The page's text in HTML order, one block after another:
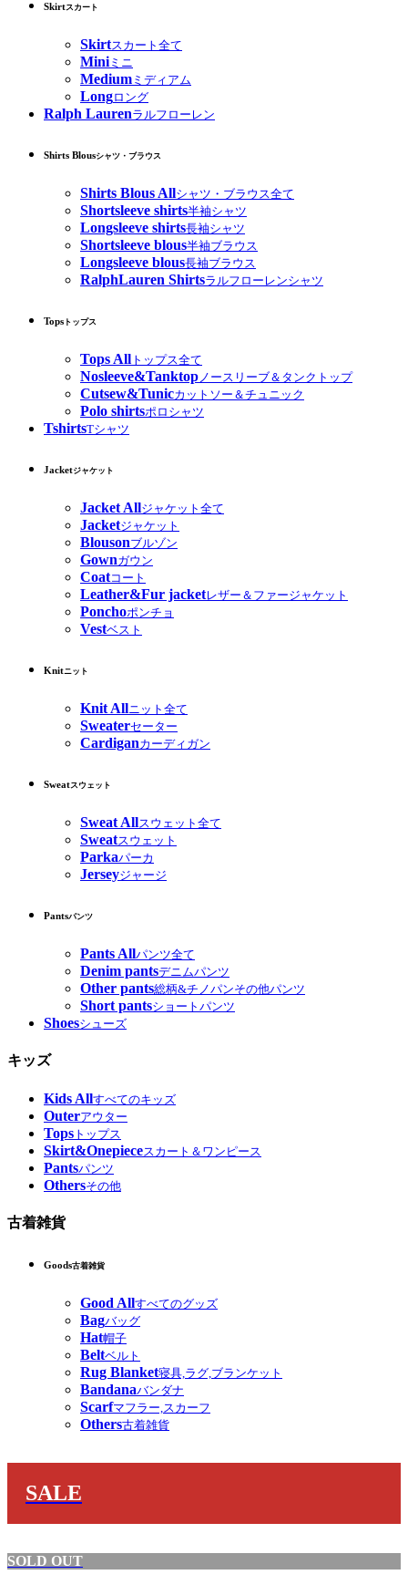
Skirtスカート
Skirtスカート全て
Miniミニ
Medium ミディアム
Longロング
Ralph Laurenラルフローレン
Shirts Blousシャツ・ブラウス
Shirts Blous Allシャツ・ブラウス全て
Shortsleeve shirts半袖シャツ
Longsleeve shirts長袖シャツ
Shortsleeve blous半袖ブラウス
Longsleeve blous長袖ブラウス
RalphLauren Shirtsラルフローレンシャツ
Tops トップス
Tops All トップス全て
Nosleeve&Tanktopノースリーブ＆タンクトップ
Cutsew&Tunicカットソー＆チュニック
Polo shirtsポロシャツ
TshirtsTシャツ
Jacketジャケット
Jacket Allジャケット全て
Jacketジャケット
Blousonブルゾン
Gownガウン
Coatコート
Leather&Fur jacketレザー＆ファージャケット
Ponchoポンチョ
Vestベスト
Knitニット
Knit Allニット全て
Sweaterセーター
Cardiganカーディガン
Sweatスウェット
Sweat Allスウェット全て
Sweatスウェット
Parkaパーカ
Jerseyジャージ
Pantsパンツ
Pants Allパンツ全て
Denim pantsデニムパンツ
Other pants総柄&チノパンその他パンツ
Short pantsショートパンツ
Shoesシューズ
キッズ
Kids Allすべてのキッズ
Outerアウター
Tops トップス
Skirt&Onepieceスカート＆ワンピース
Pantsパンツ
Othersその他
古着雑貨
Goods古着雑貨
Good Allすべてのグッズ
Bagバッグ
Hat帽子
Beltベルト
Rug Blanket寝具,ラグ,ブランケット
Bandanaバンダナ
Scarfマフラー,スカーフ
Others古着雑貨
SALE
SOLD OUT